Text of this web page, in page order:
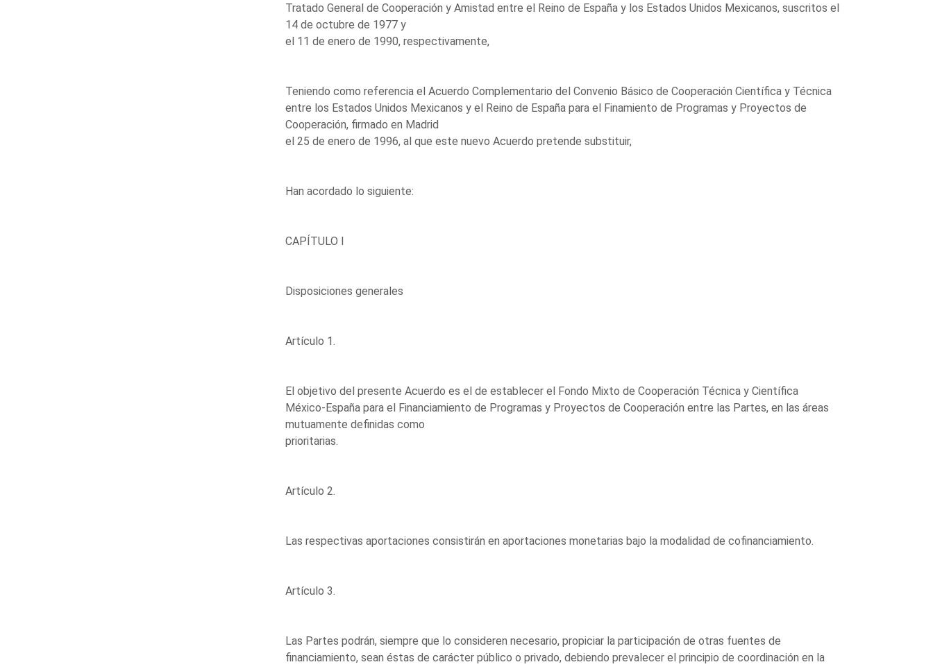
Tratado General de Cooperación y Amistad entre el Reino de España y los Estados Unidos Mexicanos, suscritos el
14 de octubre de 1977 y
el 11 de enero de 1990, respectivamente,
Teniendo como referencia el Acuerdo Complementario del Convenio Básico de Cooperación Científica y Técnica
entre los Estados Unidos Mexicanos y el Reino de España para el Finamiento de Programas y Proyectos de
Cooperación, firmado en Madrid
el 25 de enero de 1996, al que este nuevo Acuerdo pretende substituir,
Han acordado lo siguiente:
CAPÍTULO I
Disposiciones generales
Artículo 1.
El objetivo del presente Acuerdo es el de establecer el Fondo Mixto de Cooperación Técnica y Científica
México-España para el Financiamiento de Programas y Proyectos de Cooperación entre las Partes, en las áreas
mutuamente definidas como
prioritarias.
Artículo 2.
Las respectivas aportaciones consistirán en aportaciones monetarias bajo la modalidad de cofinanciamiento.
Artículo 3.
Las Partes podrán, siempre que lo consideren necesario, propiciar la participación de otras fuentes de
financiamiento, sean éstas de carácter público o privado, debiendo prevalecer el principio de coordinación en la